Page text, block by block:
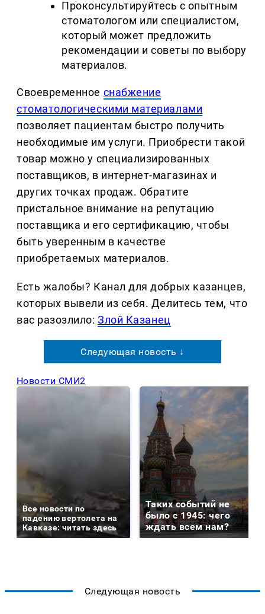
Проконсультируйтесь с опытным
стоматологом или специалистом,
который может предложить
рекомендации и советы по выбору
материалов.
Своевременное снабжение
стоматологическими материалами
позволяет пациентам быстро получить
необходимые им услуги. Приобрести такой
товар можно у специализированных
поставщиков, в интернет-магазинах и
других точках продаж. Обратите
пристальное внимание на репутацию
поставщика и его сертификацию, чтобы
быть уверенным в качестве
приобретаемых материалов.
Есть жалобы? Канал для добрых казанцев,
которых вывели из себя. Делитеcь тем, что
вас разозлило:Злой Казанец
Следующая новость ↓
Новости СМИ2
Все новости по
падению вертолета на
Кавказе: читать здесь
Таких событий не
было с 1945: чего
ждать всем нам?
Следующая новость